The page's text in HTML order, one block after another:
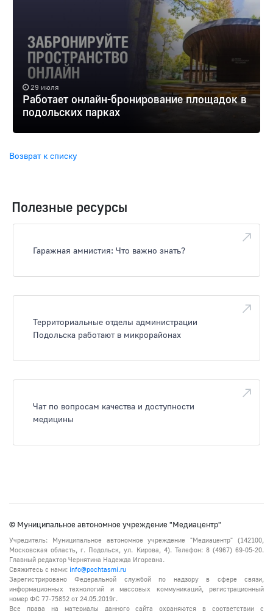
29 июля
Работает онлайн-бронирование площадок в
подольских парках
Возврат к списку
Полезные ресурсы
Гаражная амнистия: Что важно знать?
Территориальные отделы администрации
Подольска работают в микрорайонах
Чат по вопросам качества и доступности
медицины
© Муниципальное автономное учреждение "Медиацентр"
Учредитель: Муниципальное автономное учреждение "Медиацентр" (142100,
Московская область, г. Подольск, ул. Кирова, 4). Телефон: 8 (4967) 69-05-20.
Главный редактор Чернятина Надежда Игоревна.
Свяжитесь с нами: info@pochtasmi.ru
Зарегистрировано Федеральной службой по надзору в сфере связи,
информационных технологий и массовых коммуникаций, регистрационный
номер ФС 77-75852 от 24.05.2019г.
Все права на материалы данного сайта охраняются в соответствии с